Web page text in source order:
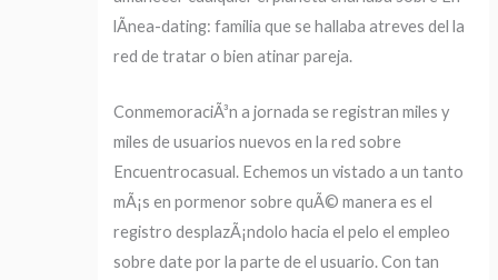
lÃ­nea-dating: familia que se hallaba atreves del la
red de tratar o bien atinar pareja.
ConmemoraciÃ³n a jornada se registran miles y
miles de usuarios nuevos en la red sobre
Encuentrocasual. Echemos un vistado a un tanto
mÃ¡s en pormenor sobre quÃ© manera es el
registro desplazÃ¡ndolo hacia el pelo el empleo
sobre date por la parte de el usuario. Con tan